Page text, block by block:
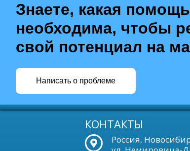
Знаете, какая
необходима, чтобы
свой потенциал на
Написать о проблеме
КОНТАКТЫ
Россия,